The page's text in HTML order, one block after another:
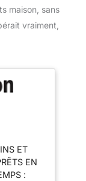
maison, sans
vraiment,
L -
- Blanc
ET
EN
: